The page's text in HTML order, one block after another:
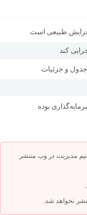
کند
مدیریت در وب منتشر
نخواهد شد.